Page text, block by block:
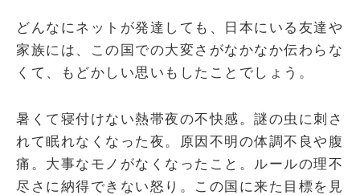
どんなにネットが発達しても、日本にいる友達や
家族には、この国での大変さがなかなか伝わらな
くて、もどかしい思いもしたことでしょう。
暑くて寝付けない熱帯夜の不快感。謎の虫に刺さ
れて眠れなくなった夜。原因不明の体調不良や腹
痛。大事なモノがなくなったこと。ルールの理不
尽さに納得できない怒り。この国に来た目標を見